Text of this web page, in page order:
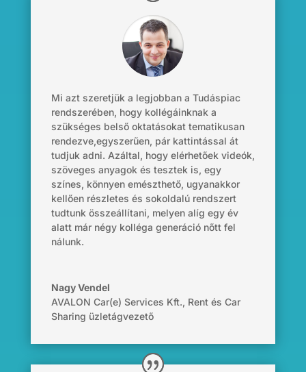
Mi azt szeretjük a legjobban a Tudáspiac
rendszerében, hogy kollégáinknak a
szükséges belső oktatásokat tematikusan
rendezve,egyszerűen, pár kattintással át
tudjuk adni. Azáltal, hogy elérhetőek videók,
szöveges anyagok és tesztek is, egy
színes, könnyen emészthető, ugyanakkor
kellően részletes és sokoldalú rendszert
tudtunk összeállítani, melyen alíg egy év
alatt már négy kolléga generáció nőtt fel
nálunk.
Nagy Vendel
AVALON Car(e) Services Kft., Rent és Car
Sharing üzletágvezető